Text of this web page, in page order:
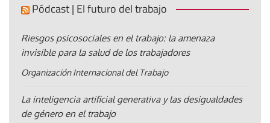
Pódcast | El futuro del trabajo
Riesgos psicosociales en el trabajo: la amenaza
invisible para la salud de los trabajadores
Organización Internacional del Trabajo
La inteligencia artificial generativa y las desigualdades
de género en el trabajo